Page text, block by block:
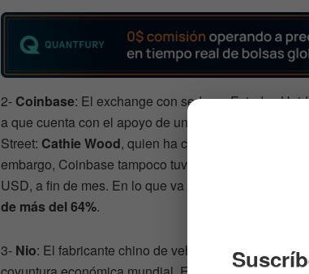
2- Coinbase: El exchange con sede en Estados
a que cuenta con el apoyo de una de las inversoras
Street: Cathie Wood, quien ha comprado una gran
embargo, Coinbase tampoco tuvo un buen abril. Sus
USD, a fin de mes. En lo que va del año, sus títulos
de más del 64%.
3- Nio: El fabricante chino de vehículos eléctricos